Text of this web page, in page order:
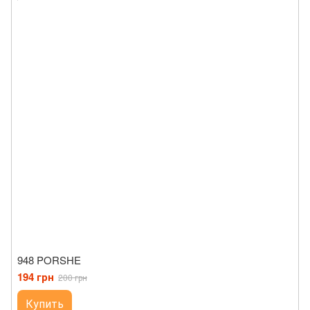
948 PORSHE
194 грн 200 грн
Купить